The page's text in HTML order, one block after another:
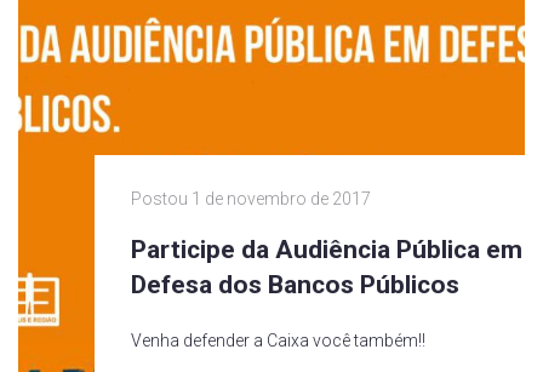
Postou 1 de novembro de 2017
Participe da Audiência Pública em
Defesa dos Bancos Públicos
Venha defender a Caixa você também!!